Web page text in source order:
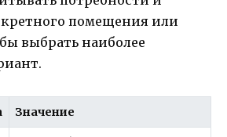
помещения или
выбрать наиболее
Значение